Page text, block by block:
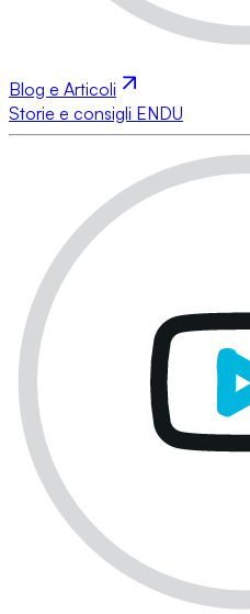
Blog e Articoli
Storie e consigli ENDU